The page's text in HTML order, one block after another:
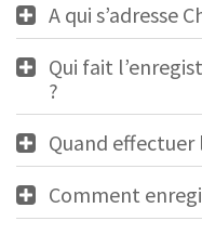
A qui s’adresse
Qui fait
?
Quand effectuer
Comment